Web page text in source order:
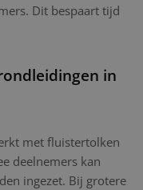
Dit bespaart tijd
in
met fluistertolken
deelnemers kan
ingezet. Bij grotere